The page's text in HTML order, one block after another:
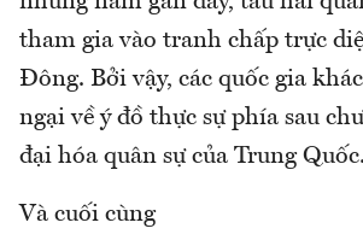
tham gia vào tranh chấp trực
Đông. Bởi vậy, các quốc gia
ngại về ý đồ thực sự phía sau
đại hóa quân sự của Trung Quốc.
Và cuối cùng